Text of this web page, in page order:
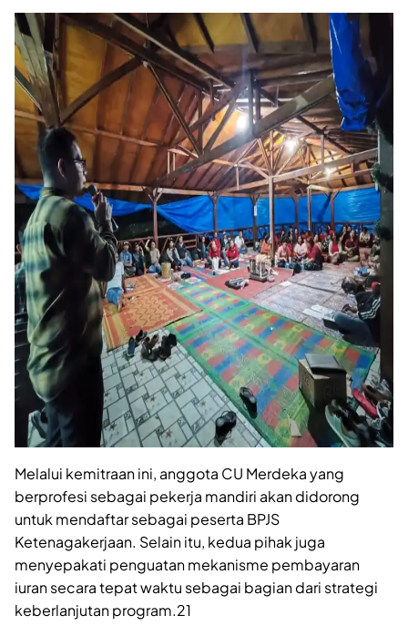
Melalui kemitraan ini, anggota CU Merdeka yang
berprofesi sebagai pekerja mandiri akan didorong
untuk mendaftar sebagai peserta BPJS
Ketenagakerjaan. Selain itu, kedua pihak juga
menyepakati penguatan mekanisme pembayaran
iuran secara tepat waktu sebagai bagian dari strategi
keberlanjutan program.21